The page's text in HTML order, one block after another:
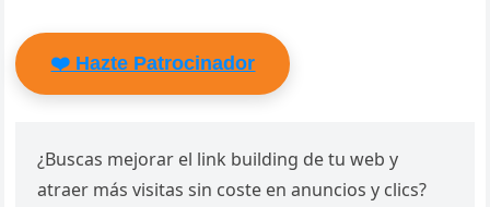
❤️ Hazte Patrocinador
¿Buscas mejorar el link building de tu web y
atraer más visitas sin coste en anuncios y clics?